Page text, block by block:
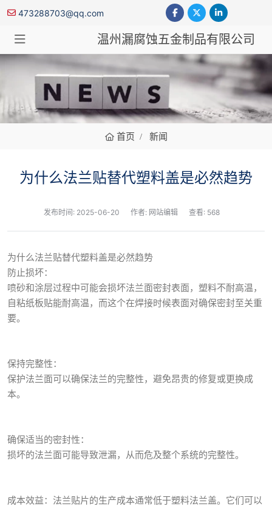
473288703@qq.com
温州漏腐蚀五金制品有限公司
新闻
首页 新闻
为什么法兰贴替代塑料盖是必然趋势
发布时间: 2025-06-20 作者: 网站编辑 查看: 568
为什么法兰贴替代塑料盖是必然趋势
防止损坏：
喷砂和涂层过程中可能会损坏法兰面密封表面，塑料不耐高温，
自粘纸板贴能耐高温，而这个在焊接时候表面对确保密封至关重
要。
保持完整性：
保护法兰面可以确保法兰的完整性，避免昂贵的修复或更换成
本。
确保适当的密封性：
损坏的法兰面可能导致泄漏，从而危及整个系统的完整性。
成本效益：法兰贴片的生产成本通常低于塑料法兰盖。它们可以